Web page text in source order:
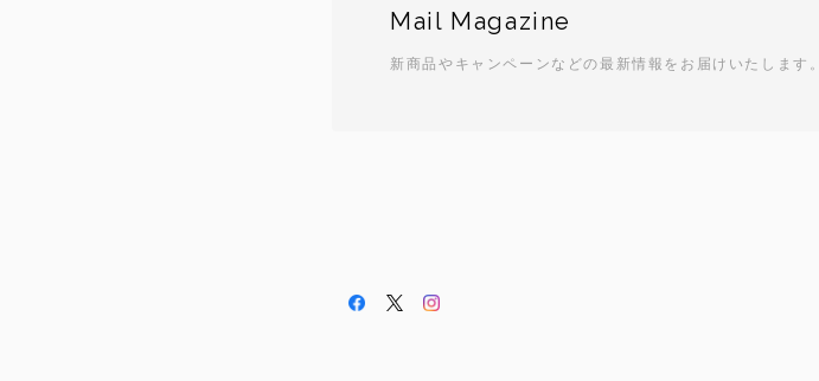
Mail Magazine
新商品やキャンペーンなどの最新情報をお届けいたします。